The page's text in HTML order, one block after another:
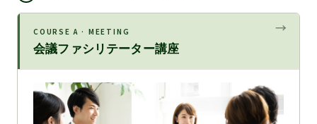
COURSE A · MEETING
会議ファシリテーター講座